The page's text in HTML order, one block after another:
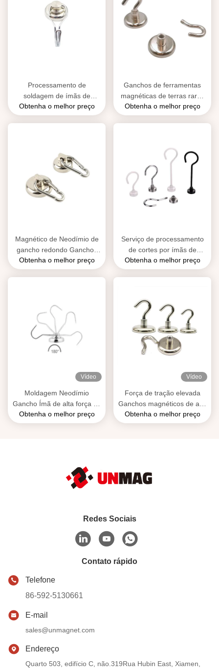
Processamento de
soldagem de ímãs de
gancho de neodímio
permanente personalizado
Obtenha o melhor preço
Ganchos de ferramentas
magnéticas de terras raras
com revestimento de níquel
para porta de metal
Obtenha o melhor preço
Magnético de Neodímio de
gancho redondo Ganchos
magnéticos industriais com
aço A2
Obtenha o melhor preço
Serviço de processamento
de cortes por ímãs de
neodímio
Obtenha o melhor preço
Vídeo
Moldagem Neodímio
Gancho Ímã de alta força de
tração Magnético Ganchos
pesados
Obtenha o melhor preço
Vídeo
Força de tração elevada
Ganchos magnéticos de aço
inoxidável Neodímio
Tamanho personalizado
Obtenha o melhor preço
Redes Sociais
Contato rápido
Telefone
86-592-5130661
E-mail
sales@unmagnet.com
Endereço
Quarto 503, edifício C, não.319Rua Hubin East, Xiamen,